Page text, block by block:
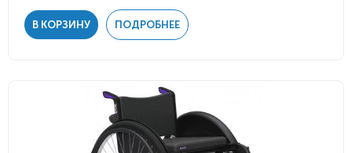
В КОРЗИНУ ПОДРОБНЕЕ